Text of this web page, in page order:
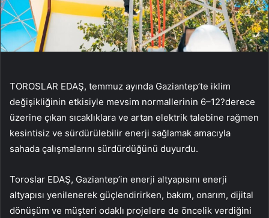
TOROSLAR EDAŞ, temmuz ayında Gaziantep’te iklim
değişikliğinin etkisiyle mevsim normallerinin 6–12?derece
üzerine çıkan sıcaklıklara ve artan elektrik talebine rağmen
kesintisiz ve sürdürülebilir enerji sağlamak amacıyla
sahada çalışmalarını sürdürdüğünü duyurdu.
Toroslar EDAŞ, Gaziantep’in enerji altyapısını enerji
altyapısı yenilenerek güçlendirirken, bakım, onarım, dijital
dönüşüm ve müşteri odaklı projelere de öncelik verdiğini